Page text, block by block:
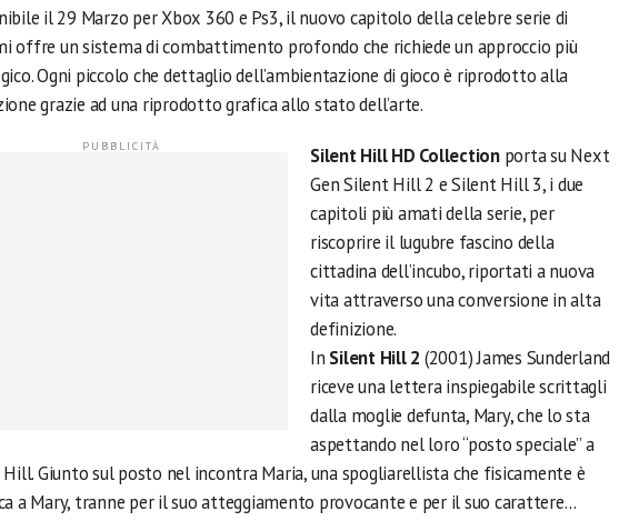
il 29 Marzo per Xbox 360 e Ps3, il nuovo capitolo della celebre serie di
offre un sistema di combattimento profondo che richiede un approccio più
Ogni piccolo che dettaglio dell’ambientazione di gioco è riprodotto alla
grazie ad una riprodotto grafica allo stato dell’arte.
Silent Hill HD Collectionporta su Next
Gen Silent Hill 2 e Silent Hill 3, i due
capitoli più amati della serie, per
riscoprire il lugubre fascino della
cittadina dell’incubo, riportati a nuova
vita attraverso una conversione in alta
definizione.
In Silent Hill 2 (2001) James Sunderland
riceve una lettera inspiegabile scrittagli
dalla moglie defunta, Mary, che lo sta
aspettando nel loro “posto speciale” a
Giunto sul posto nel incontra Maria, una spogliarellista che fisicamente è
a Mary, tranne per il suo atteggiamento provocante e per il suo carattere…